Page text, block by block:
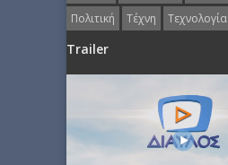
Πολιτική
Τέχνη Τεχνολογία
Trailer